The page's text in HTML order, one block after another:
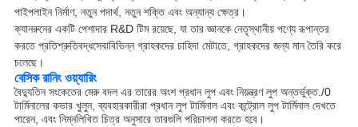
পাইপলাইন নির্মাণ, নতুন পদার্থ, নতুন শক্তি এবং অন্যান্য ক্ষেত্র।
ক্যানরুনের একটি পেশাদার R&D টিম রয়েছে, যা তার জ্ঞানকে নেতৃস্থানীয় পণ্যে রূপান্তর
করতে প্রতিশ্রুতিবদ্ধসেবাবিভিন্ন গ্রাহকদের চাহিদা মেটাতে, গ্রাহকদের জন্য মান তৈরি করে
চলেছে।
বেসিক রানিং ওয়্যারিং
বৈদ্যুতিন সংকেতের মেরু বদল এর তারের অংশ প্রধান লুপ এবং নিয়ন্ত্রণ লুপ অন্তর্ভুক্ত./0
টার্মিনালের কভার খুলুন, ব্যবহারকারীরা প্রধান লুপ টার্মিনাল এবং কন্ট্রোল লুপ টার্মিনাল দেখতে
পারেন, এবং নিম্নলিখিত চিত্র অনুসারে তারগুলি পরিচালনা করতে হবে।